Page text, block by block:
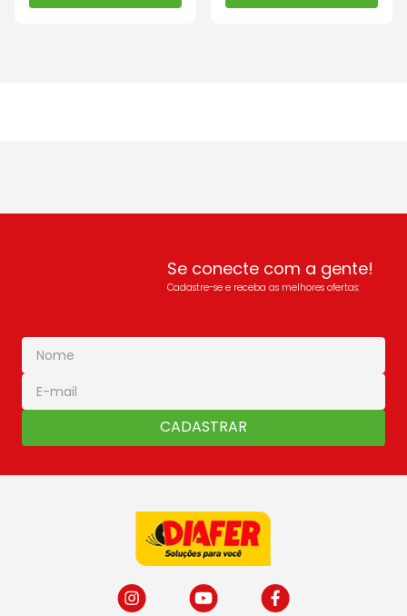
Se conecte com a gente!
Cadastre-se e receba as melhores ofertas:
CADASTRAR